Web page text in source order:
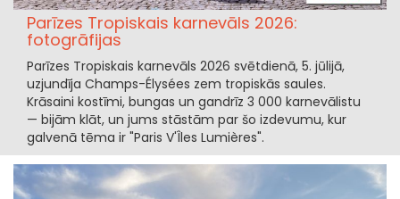
Parīzes Tropiskais karnevāls 2026:
fotogrāfijas
Parīzes Tropiskais karnevāls 2026 svētdienā, 5. jūlijā,
uzjundīja Champs-Élysées zem tropiskās saules.
Krāsaini kostīmi, bungas un gandrīz 3 000 karnevālistu
— bijām klāt, un jums stāstām par šo izdevumu, kur
galvenā tēma ir "Paris V'Îles Lumières".